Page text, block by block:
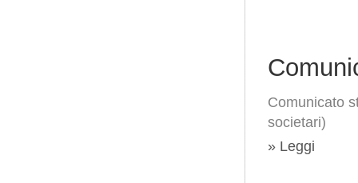
Comunicato
societari)
» Leggi